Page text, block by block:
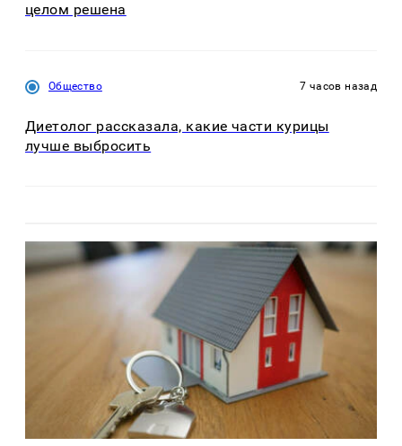
целом решена
Общество 7 часов назад
Диетолог рассказала, какие части курицы
лучше выбросить